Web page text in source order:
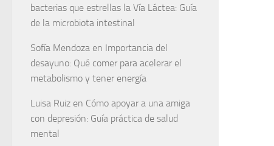
bacterias que estrellas la Vía Láctea: Guía
de la microbiota intestinal
Sofía Mendoza en Importancia del
desayuno: Qué comer para acelerar el
metabolismo y tener energía
Luisa Ruiz en Cómo apoyar a una amiga
con depresión: Guía práctica de salud
mental